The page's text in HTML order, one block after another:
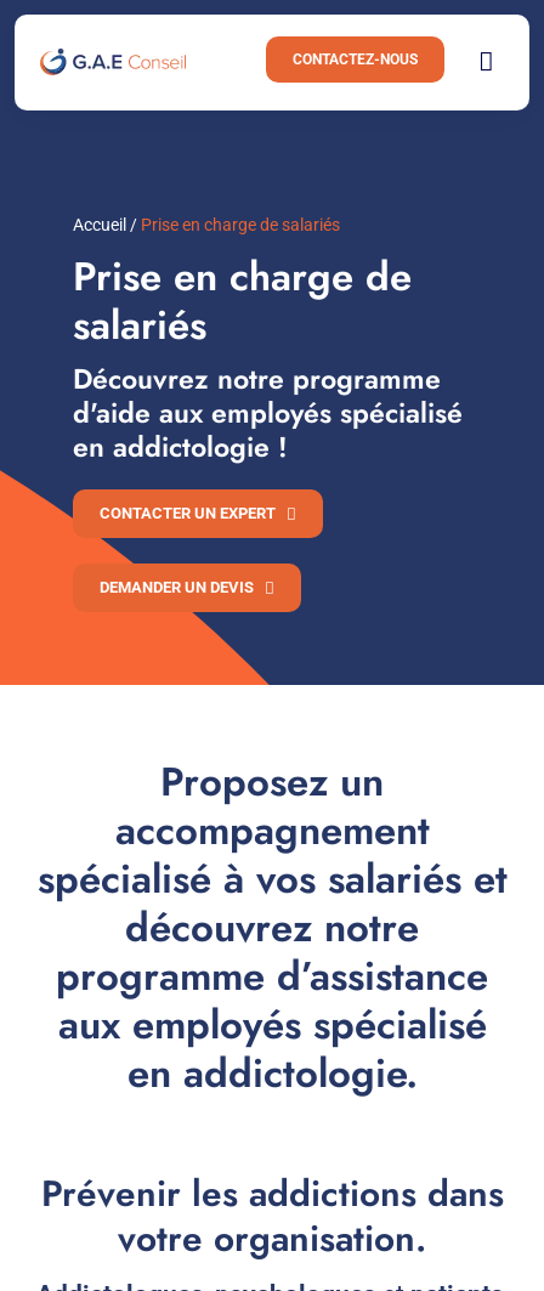
Passer
contenu
CONTACTEZ-NOUS
Nos services
Nous connaître
Accueil / Prise en charge de salariés
Prise en charge de
salariés
Découvrez notre programme
d'aide aux employés spécialisé
en addictologie !
CONTACTER UN EXPERT
DEMANDER UN DEVIS
Proposez un
accompagnement
spécialisé à vos salariés et
découvrez notre
programme d’assistance
aux employés spécialisé
en addictologie.
Prévenir les addictions dans
votre organisation.